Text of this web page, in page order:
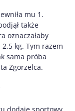
mu 1.
także
oznaczałaby
kg. Tym razem
sama próba
Zgorzelca.